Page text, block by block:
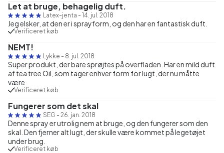
Let at bruge, behagelig duft.
Latex-jenta - 14. jul. 2018
Jeg elsker, at den er i sprayform, og den har en fantastisk duft.
Verificeret køb
NEMT!
Lykke - 8. jul. 2018
Super produkt, der bare sprøjtes på overfladen. Har en mild duft
af tea tree Oil, som tager enhver form for lugt, der nu måtte
være
Verificeret køb
Fungerer som det skal
SEG - 26. jan. 2018
Denne spray er utrolig nem at bruge, og den fungerer som den
skal. Den fjerner alt lugt, der skulle være kommet på legetøjet
under brug.
Verificeret køb